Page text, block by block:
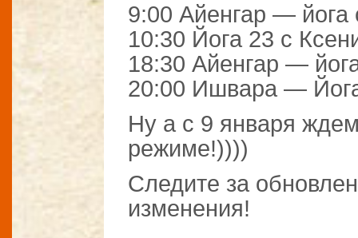
9:00 Айенгар —
10:30 Йога 23 с
18:30 Айенгар —
20:00 Ишвара —
Ну а с 9 января
режиме!))))
Следите за
изменения!